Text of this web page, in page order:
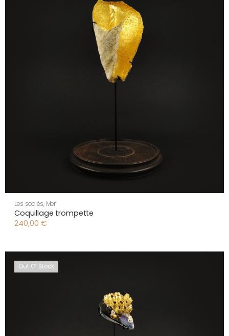
Les soclés, Mer
Coquillage trompette
240,00 €
Out Of Stock